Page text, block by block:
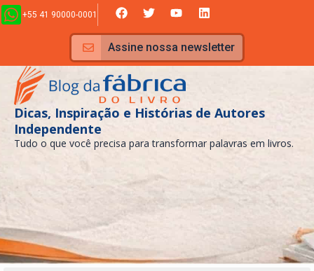
Ir
para
conteúdo
+55 41 90000-0001 F
a
c
e
b
o
o
k
T
w
i
t
t
e
r
Y
o
u
t
u
b
e
L
i
n
k
e
d
Assine nossa newsletter
Dicas, Inspiração e Histórias de Autores
Independente
Tudo o que você precisa para transformar palavras em livros.